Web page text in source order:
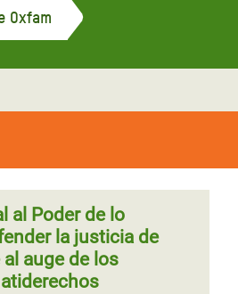
Oxfam
al Poder de lo
la justicia de
auge de los